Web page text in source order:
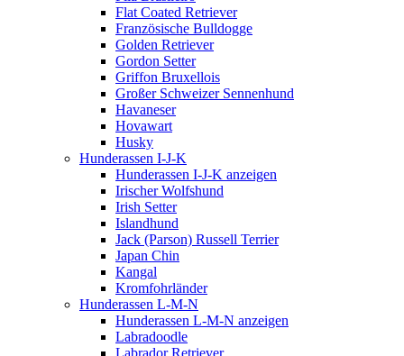
Flat Coated Retriever
Französische Bulldogge
Golden Retriever
Gordon Setter
Griffon Bruxellois
Großer Schweizer Sennenhund
Havaneser
Hovawart
Husky
Hunderassen I-J-K
Hunderassen I-J-K anzeigen
Irischer Wolfshund
Irish Setter
Islandhund
Jack (Parson) Russell Terrier
Japan Chin
Kangal
Kromfohrländer
Hunderassen L-M-N
Hunderassen L-M-N anzeigen
Labradoodle
Labrador Retriever